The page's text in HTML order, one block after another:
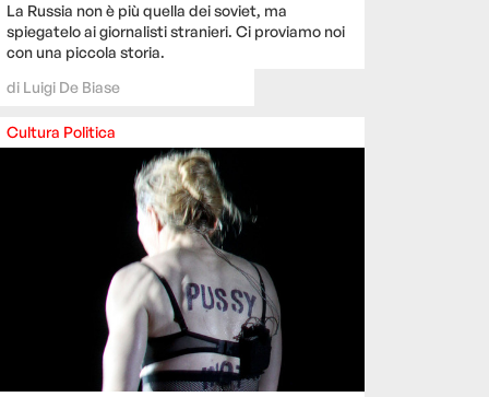
La Russia non è più quella dei soviet, ma
spiegatelo ai giornalisti stranieri. Ci proviamo noi
con una piccola storia.
di Luigi De Biase
Cultura Politica